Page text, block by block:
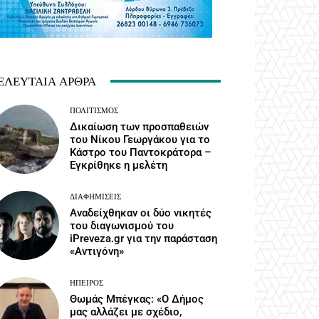
ΆΡΘΡΑ
ΠΟΛΙΤΙΣΜΌΣ
Δικαίωση των προσπαθειών
του Νίκου Γεωργάκου για το
Κάστρο του Παντοκράτορα –
Εγκρίθηκε η μελέτη
ΔΙΑΦΗΜΊΣΕΙΣ
Αναδείχθηκαν οι δύο νικητές
του διαγωνισμού του
iPreveza.gr για την παράσταση
«Αντιγόνη»
ΉΠΕΙΡΟΣ
Θωμάς Μπέγκας: «Ο Δήμος
μας αλλάζει με σχέδιο,